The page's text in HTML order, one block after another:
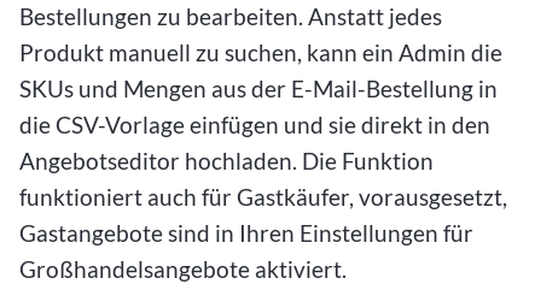
Bestellungen zu bearbeiten. Anstatt jedes
Produkt manuell zu suchen, kann ein Admin die
SKUs und Mengen aus der E-Mail-Bestellung in
die CSV-Vorlage einfügen und sie direkt in den
Angebotseditor hochladen. Die Funktion
funktioniert auch für Gastkäufer, vorausgesetzt,
Gastangebote sind in Ihren Einstellungen für
Großhandelsangebote aktiviert.